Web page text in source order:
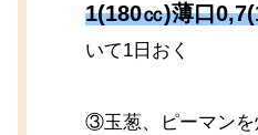
1(180㏄)薄口
いて1日おく
③玉葱、ピーマンを